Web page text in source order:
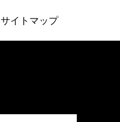
サイトマップ